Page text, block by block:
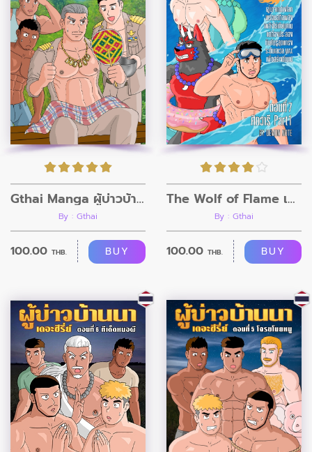
Gthai Manga ผู้บ่าวบ้านนา ตอนที่7
By : Gthai
100.00 THB. BUY
The Wolf of Flame เมื่อผมรวมร่างกับหมาป่าอัคคี ตอนที่7
By : Gthai
100.00 THB. BUY